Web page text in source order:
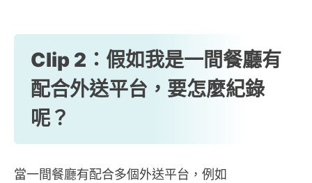
Clip 2：假如我是一間餐廳有
配合外送平台，要怎麼紀錄
呢？
當一間餐廳有配合多個外送平台，例如